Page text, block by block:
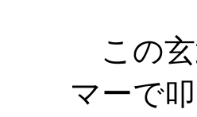
この玄
マーで